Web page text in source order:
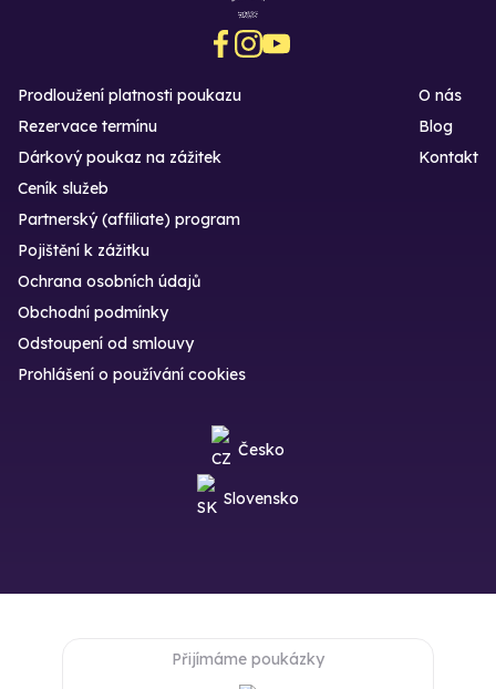
Prodloužení platnosti poukazu
Rezervace termínu
Dárkový poukaz na zážitek
O nás
Blog
Kontakt
Ceník služeb
Partnerský (affiliate) program
Pojištění k zážitku
Ochrana osobních údajů
Obchodní podmínky
Odstoupení od smlouvy
Prohlášení o používání cookies
Česko
Slovensko
Přijímáme poukázky